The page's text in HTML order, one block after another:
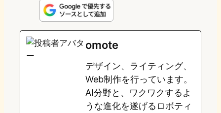
n
e
s
t
o
d
o
n
u
e
s
y
e
o
o
k
e
a
omote
デザイン、ライティング、
Web制作を行っています。
AI分野と、ワクワクするよ
うな進化を遂げるロボティ